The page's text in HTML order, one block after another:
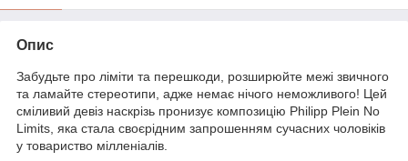
Опис
Забудьте про ліміти та перешкоди, розширюйте межі звичного
та ламайте стереотипи, адже немає нічого неможливого! Цей
сміливий девіз наскрізь пронизує композицію Philipp Plein No
Limits, яка стала своєрідним запрошенням сучасних чоловіків
у товариство мілленіалів.